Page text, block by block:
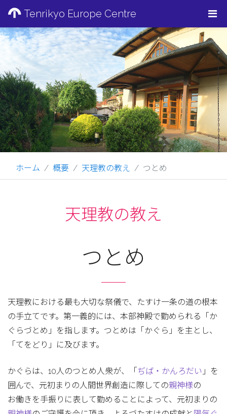
Tenrikyo Europe Centre
ホーム 概要 天理教の教え つとめ
天理教の教え
つとめ
天理教における最も大切な祭儀で、たすけ一条の道の根本
の手立てです。第一義的には、本部神殿で勤められる「か
ぐらづとめ」を指します。つとめは「かぐら」を主とし、
「てをどり」に及びます。
かぐらは、10人のつとめ人衆が、「 ぢば・かんろだい 」を
囲んで、元初まりの人間世界創造に際しての親神様の
お働きを手振りに表して勤めることによって、元初まりの